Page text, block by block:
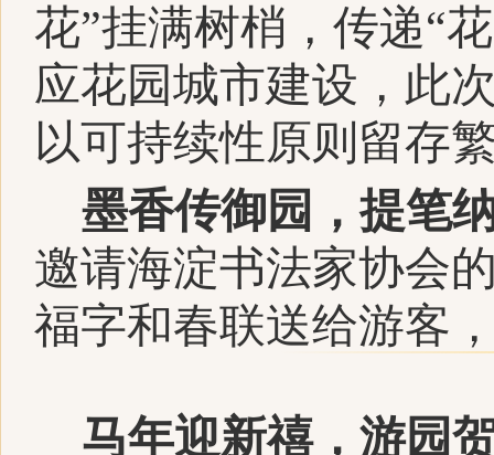
花”挂满树梢，传递“
应花园城市建设，此
以可持续性原则留存
墨香传御园，提笔
邀请海淀书法家协会
福字和春联送给游客
马年迎新禧，游园